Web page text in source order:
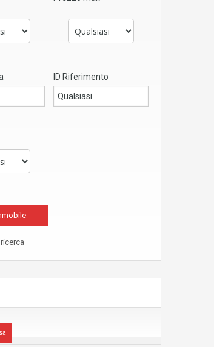
ID Riferimento